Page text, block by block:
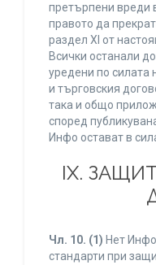
претърпени вреди
правото да
раздел XI от
Всички останали
уредени по силата
и търговския
така и общо
според
Инфо остават в
IХ.
Чл. 10. (1) Нет
стандарти при